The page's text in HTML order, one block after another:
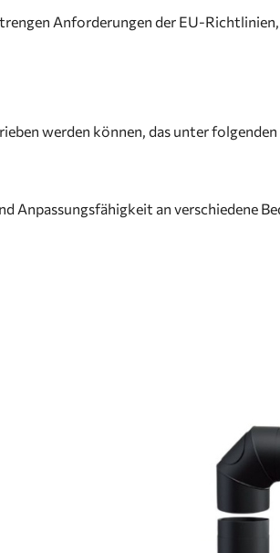
Anforderungen der EU-
werden können, das unter
Anpassungsfähigkeit an verschiedene